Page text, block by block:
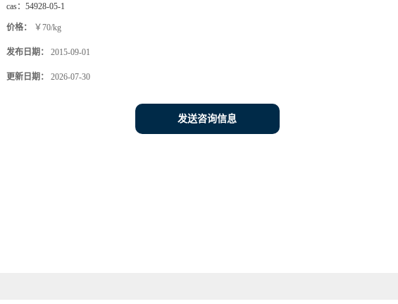
cas： 54928-05-1
价格： ￥70/kg
发布日期： 2015-09-01
更新日期： 2026-07-30
发送咨询信息